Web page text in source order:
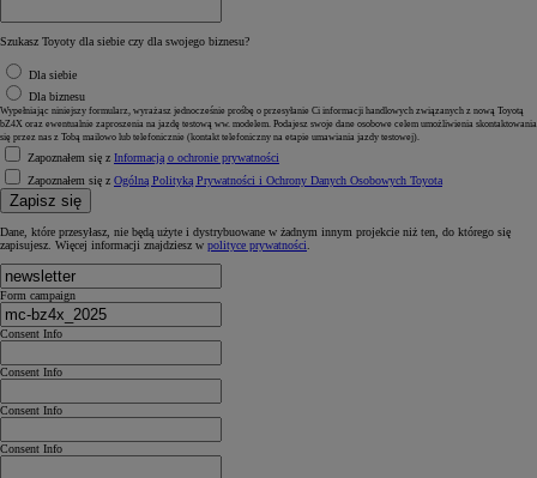
Szukasz Toyoty dla siebie czy dla swojego biznesu?
Dla siebie
Dla biznesu
Wypełniając niniejszy formularz, wyrażasz jednocześnie prośbę o przesyłanie Ci informacji handlowych związanych z nową Toyotą
bZ4X oraz ewentualnie zaproszenia na jazdę testową ww. modelem. Podajesz swoje dane osobowe celem umożliwienia skontaktowania
się przez nas z Tobą mailowo lub telefonicznie (kontakt telefoniczny na etapie umawiania jazdy testowej).
Zapoznałem się z Informacją o ochronie prywatności
Zapoznałem się z Ogólną Polityką Prywatności i Ochrony Danych Osobowych Toyota
Zapisz się
Dane, które przesyłasz, nie będą użyte i dystrybuowane w żadnym innym projekcie niż ten, do którego się
zapisujesz. Więcej informacji znajdziesz w polityce prywatności
Form campaign
Consent Info
Consent Info
Consent Info
Consent Info